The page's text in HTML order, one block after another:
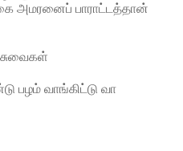
அமரனைப் பாராட்டத்தான்
பழம் வாங்கிட்டு வா